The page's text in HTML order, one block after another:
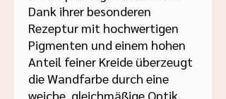
Dank ihrer besonderen
Rezeptur mit hochwertigen
Pigmenten und einem hohen
Anteil feiner Kreide überzeugt
die Wandfarbe durch eine
weiche, gleichmäßige Optik.